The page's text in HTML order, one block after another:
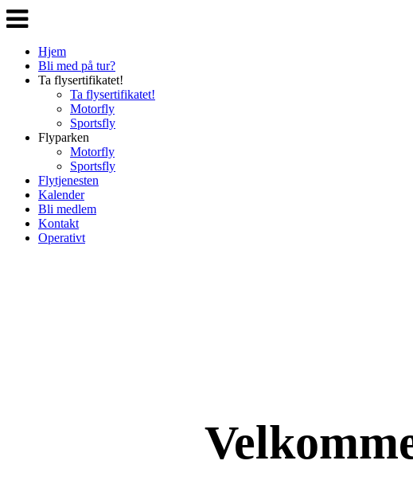
Veksle
navigasjon
Hjem
Bli med på tur?
Ta flysertifikatet!
Ta flysertifikatet!
Motorfly
Sportsfly
Flyparken
Motorfly
Sportsfly
Flytjenesten
Kalender
Bli medlem
Kontakt
Operativt